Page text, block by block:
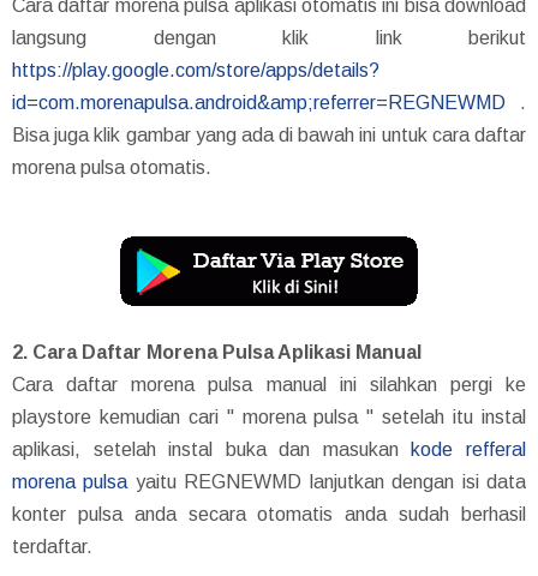
Cara daftar morena pulsa aplikasi otomatis ini bisa download
langsung dengan klik link berikut
https://play.google.com/store/apps/details?
id=com.morenapulsa.android&amp;referrer=REGNEWMD .
Bisa juga klik gambar yang ada di bawah ini untuk cara daftar
morena pulsa otomatis.
2. Cara Daftar Morena Pulsa Aplikasi Manual
Cara daftar morena pulsa manual ini silahkan pergi ke
playstore kemudian cari " morena pulsa " setelah itu instal
aplikasi, setelah instal buka dan masukan kode refferal
morena pulsa yaitu REGNEWMD lanjutkan dengan isi data
konter pulsa anda secara otomatis anda sudah berhasil
terdaftar.